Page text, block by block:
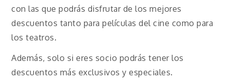
con las que podrás disfrutar de los mejores
descuentos tanto para películas del cine como para
los teatros.
Además, solo si eres socio podrás tener los
descuentos más exclusivos y especiales.